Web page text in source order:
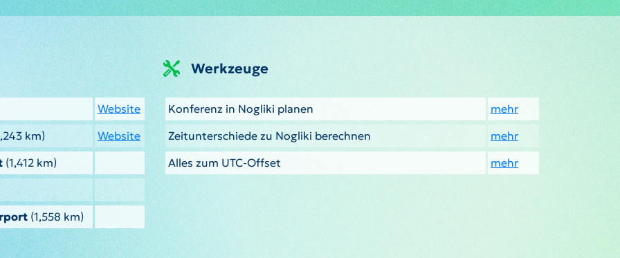
Website
km)
Website
(1,412 km)
(1,558 km)
Werkzeuge
Konferenz in Nogliki planen
mehr
Zeitunterschiede zu Nogliki berechnen
mehr
Alles zum UTC-Offset
mehr